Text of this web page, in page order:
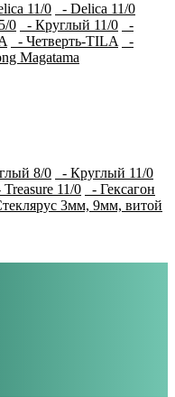
11/0
- Delica 11/0
0 - Круглый 11/0
-
- Четверть-TILA
-
Magatama
8/0
- Круглый 11/0
Treasure 11/0
- Гексагон
3мм, 9мм, витой